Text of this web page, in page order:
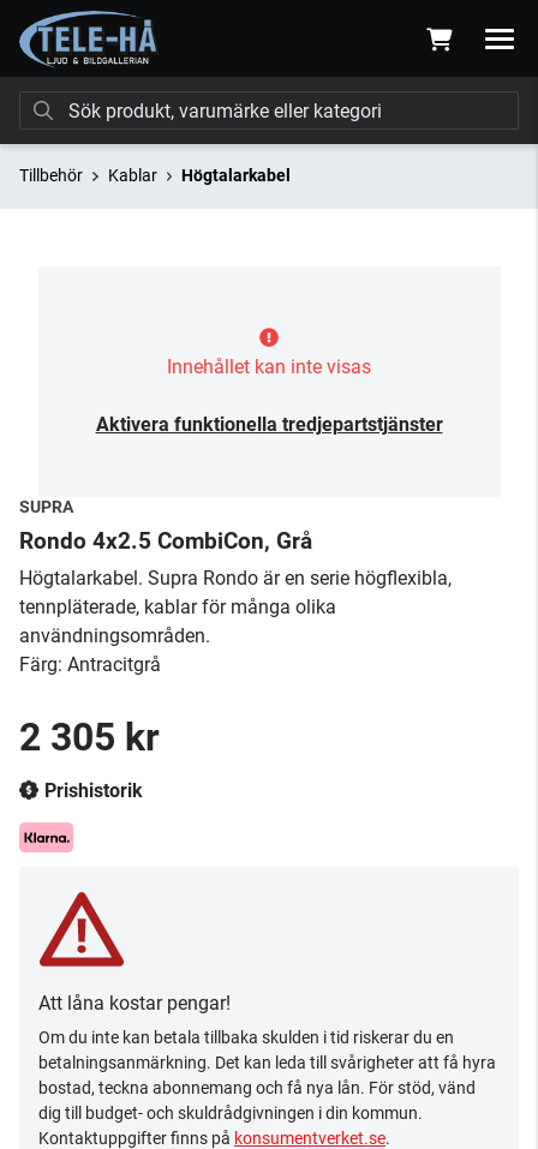
Tillbehör Kablar Högtalarkabel
Innehållet kan inte visas
Aktivera funktionella tredjepartstjänster
SUPRA
Rondo 4x2.5 CombiCon, Grå
Högtalarkabel. Supra Rondo är en serie högflexibla,
tennpläterade, kablar för många olika
användningsområden.
Färg: Antracitgrå
2 305 kr
Prishistorik
Att låna kostar pengar!
Om du inte kan betala tillbaka skulden i tid riskerar du en
betalningsanmärkning. Det kan leda till svårigheter att få hyra
bostad, teckna abonnemang och få nya lån. För stöd, vänd
dig till budget- och skuldrådgivningen i din kommun.
Kontaktuppgifter finns på konsumentverket.se.